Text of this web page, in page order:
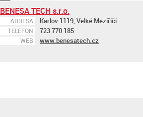
BENESA TECH s.r.o.
ADRESA Karlov 1119, Velké Meziříčí
TELEFON 723 770 185
WEB www.benesatech.cz